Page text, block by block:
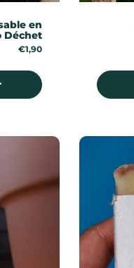
en
Déchet
Prix:
€1,90